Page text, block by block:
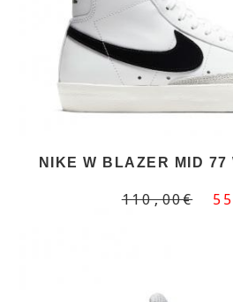
NIKE W BLAZER MID
110,00€